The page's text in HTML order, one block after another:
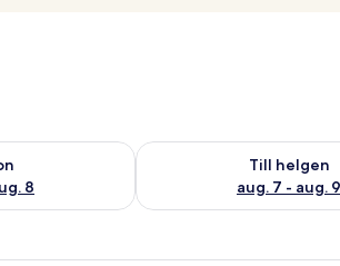
8
för imorgon aug. 7 - aug. 8
Till helgen
aug. 7 - aug. 9
Kontrollera